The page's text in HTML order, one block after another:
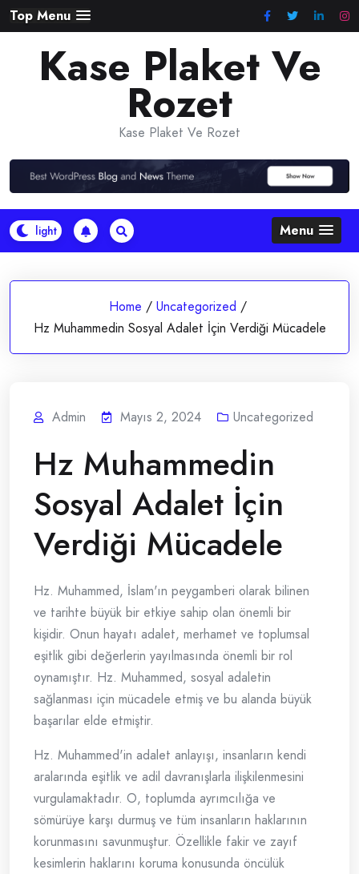
Skip
to
content
Top Menu
Kase Plaket Ve
Rozet
Kase Plaket Ve Rozet
Menu
Home / Uncategorized /
Hz Muhammedin Sosyal Adalet İçin Verdiği Mücadele
Admin Mayıs 2, 2024 Uncategorized
Hz Muhammedin
Sosyal Adalet İçin
Verdiği Mücadele
Hz. Muhammed, İslam'ın peygamberi olarak bilinen
ve tarihte büyük bir etkiye sahip olan önemli bir
kişidir. Onun hayatı adalet, merhamet ve toplumsal
eşitlik gibi değerlerin yayılmasında önemli bir rol
oynamıştır. Hz. Muhammed, sosyal adaletin
sağlanması için mücadele etmiş ve bu alanda büyük
başarılar elde etmiştir.
Hz. Muhammed'in adalet anlayışı, insanların kendi
aralarında eşitlik ve adil davranışlarla ilişkilenmesini
vurgulamaktadır. O, toplumda ayrımcılığa ve
sömürüye karşı durmuş ve tüm insanların haklarının
korunmasını savunmuştur. Özellikle fakir ve zayıf
kesimlerin haklarını koruma konusunda öncülük